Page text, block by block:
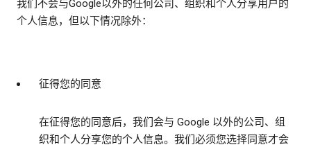
我们不会与Google以外的任何公司、组织和个人分享用户的
个人信息，但以下情况除外：
征得您的同意
在征得您的同意后，我们会与 Google 以外的公司、组
织和个人分享您的个人信息。我们必须您选择同意才会